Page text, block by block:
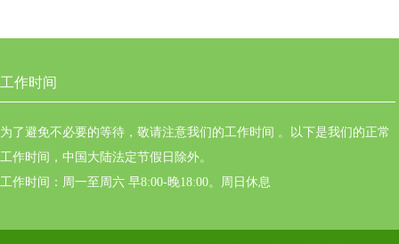
工作时间
为了避免不必要的等待，敬请注意我们的工作时间 。以下是我们的正常
工作时间，中国大陆法定节假日除外。
工作时间：周一至周六 早8:00-晚18:00。周日休息